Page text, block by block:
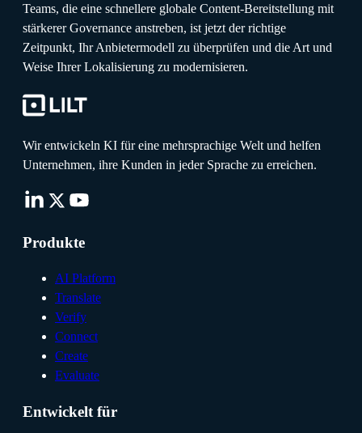
Teams, die eine schnellere globale Content-Bereitstellung mit
stärkerer Governance anstreben, ist jetzt der richtige
Zeitpunkt, Ihr Anbietermodell zu überprüfen und die Art und
Weise Ihrer Lokalisierung zu modernisieren.
Wir entwickeln KI für eine mehrsprachige Welt und helfen
Unternehmen, ihre Kunden in jeder Sprache zu erreichen.
Produkte
AI Platform
Translate
Verify
Connect
Create
Evaluate
Entwickelt für